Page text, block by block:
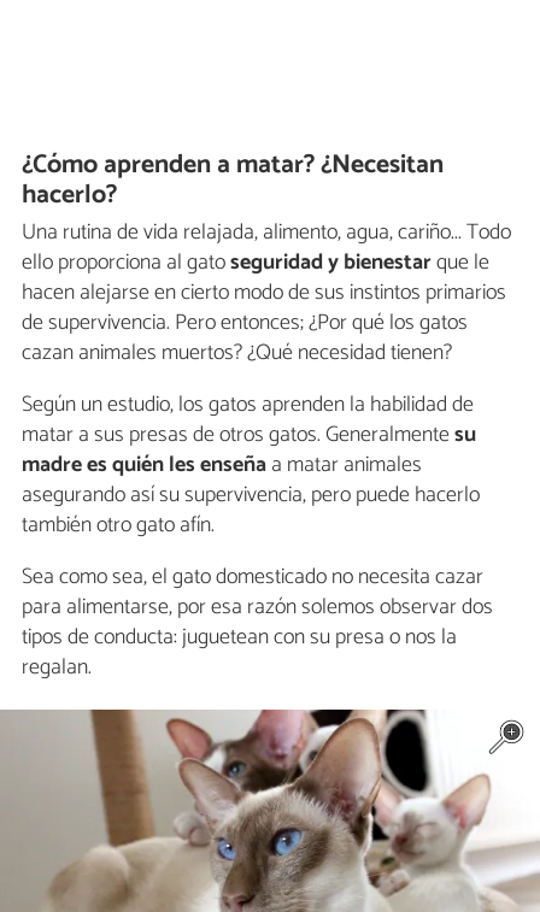
¿Cómo aprenden a matar? ¿Necesitan
hacerlo?
Una rutina de vida relajada, alimento, agua, cariño... Todo
ello proporciona al gatoseguridad y bienestarque le
hacen alejarse en cierto modo de sus instintos primarios
de supervivencia. Pero entonces; ¿Por qué los gatos
cazan animales muertos? ¿Qué necesidad tienen?
Según un estudio, los gatos aprenden la habilidad de
matar a sus presas de otros gatos. Generalmentesu
madre es quién les enseñaa matar animales
asegurando así su supervivencia, pero puede hacerlo
también otro gato afín.
Sea como sea, el gato domesticado no necesita cazar
para alimentarse, por esa razón solemos observar dos
tipos de conducta: juguetean con su presa o nos la
regalan.